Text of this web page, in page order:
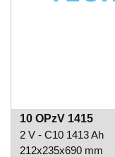
10 OPzV 1415
2 V - C10 1413 Ah
212x235x690 mm